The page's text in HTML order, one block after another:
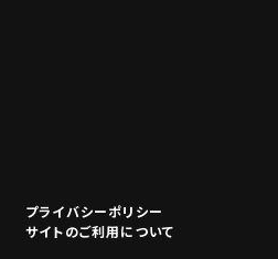
プライバシーポリシー
サイトのご利用について